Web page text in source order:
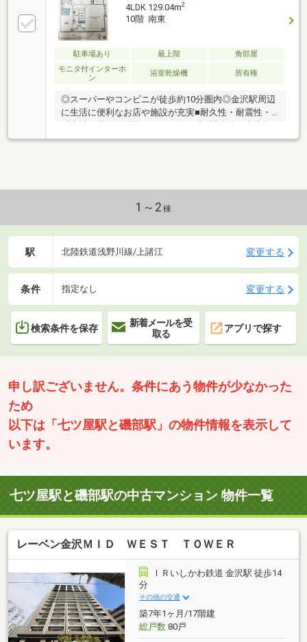
4LDK 129.04m2
10階 南東
駐車場あり 最上階
角部屋
モニタ付インターホ
ン
浴室乾燥機 所有権
◎スーパーやコンビニが徒歩約10分圏内◎金沢駅周辺
に生活に便利なお店や施設が充実■耐久性・耐震性・
耐火性に優れた鉄筋コンクリート造■開放的な南東向
きのバルコニーからは金沢駅方面が一望できます■ゲ
29.1帖！折上天井採用の開放感のある内装に◇各居室6
帖以上、十分な収納スペースを確保したのゆとりのあ
る室内◇家計に優しい省エネ給湯器搭載【リフォーム
1～2 棟
駅 北陸鉄道浅野川線/上諸江 変更する
条件 指定なし 変更する
検索条件を保存
新着メールを受
取る
アプリで探す
申し訳ございません。条件にあう物件が少なかった
ため
以下は「七ツ屋駅と磯部駅」の物件情報を表示して
います。
七ツ屋駅と磯部駅の中古マンション 物件一覧
レーベン金沢ＭＩＤ ＷＥＳＴ ＴＯＷＥＲ
ＩＲいしかわ鉄道 金沢駅 徒歩14
分
その他の交通
築7年1ヶ月/17階建
総戸数80戸